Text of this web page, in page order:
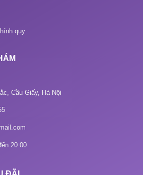
quy
Cầu Giấy, Hà Nội
20:00